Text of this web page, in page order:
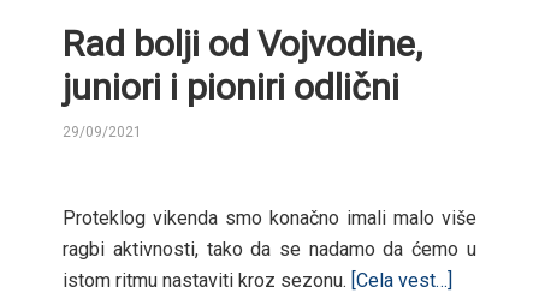
Rad bolji od Vojvodine,
juniori i pioniri odlični
29/09/2021
Proteklog vikenda smo konačno imali malo više
ragbi aktivnosti, tako da se nadamo da ćemo u
istom ritmu nastaviti kroz sezonu. [Cela vest…]